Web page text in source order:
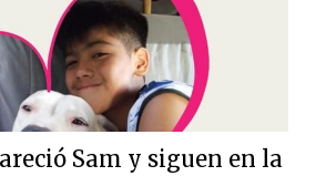
Sam y siguen en la